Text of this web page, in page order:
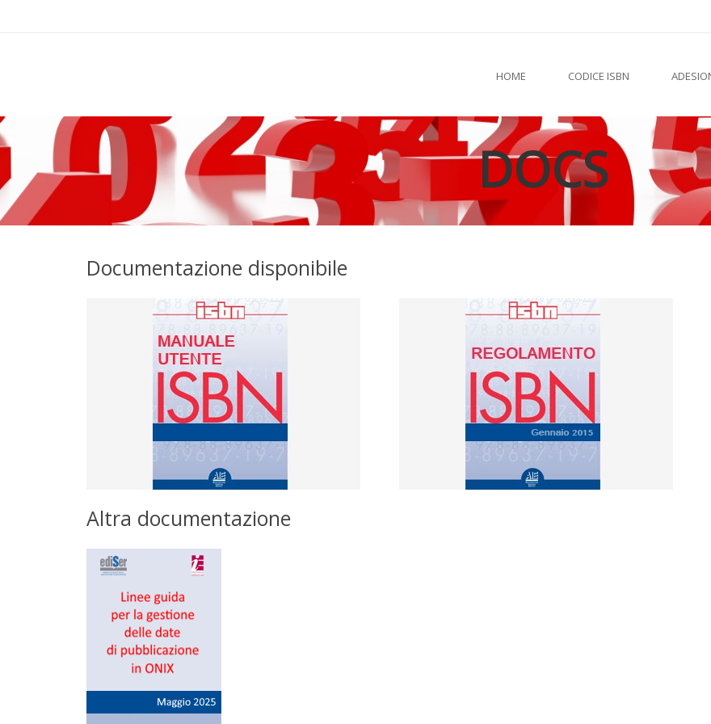
HOME CODICE ISBN
DOCS
Documentazione disponibile
Manuale utente
Informazioni sul corretto utilizzo, le modalità di
richiesta e i servizi dell'Agenzia per l'area di
lingua italiana.
Download
Regolamento
lstruzioni per l'adesione e criteri per la scelta del
prefisso editore. Procedure di acquisto e di
rilascio dei codici ISBN e dei servizi offerti
dall’agenzia.
Download
Altra documentazione
Gestione date ONIX
Linee guida per la corretta gestione delle date di
pubblicazione in ONIX a cura di Ediser e
Dowload